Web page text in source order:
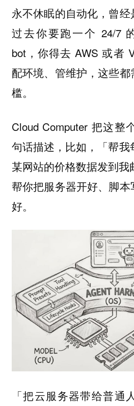
永不休眠的自动化，曾经
过去你要跑一个 24/7
bot，你得去 AWS 或者
配环境、管维护，这些
槛。
Cloud Computer 把这整
句话描述，比如，「帮我
某网站的价格数据发到我
帮你把服务器开好、脚
好。
「把云服务器带给普通